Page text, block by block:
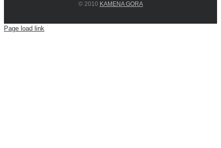
© 2010 KAMENA GORA
Page load link